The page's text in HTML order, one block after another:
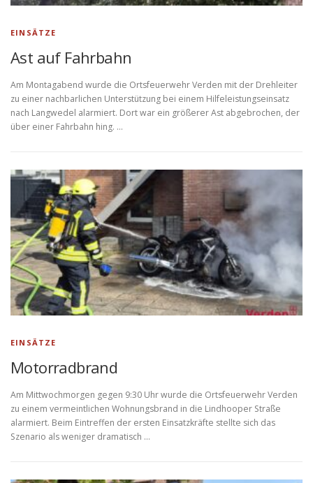
EINSÄTZE
Ast auf Fahrbahn
Am Montagabend wurde die Ortsfeuerwehr Verden mit der Drehleiter
zu einer nachbarlichen Unterstützung bei einem Hilfeleistungseinsatz
nach Langwedel alarmiert. Dort war ein größerer Ast abgebrochen, der
über einer Fahrbahn hing. …
EINSÄTZE
Motorradbrand
​Am Mittwochmorgen gegen 9:30 Uhr wurde die Ortsfeuerwehr Verden
zu einem vermeintlichen Wohnungsbrand in die Lindhooper Straße
alarmiert. ​Beim Eintreffen der ersten Einsatzkräfte stellte sich das
Szenario als weniger dramatisch …